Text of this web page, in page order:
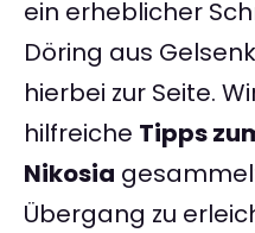
ein erheblicher
Döring aus
hierbei zur Seite.
hilfreiche Tipps
Nikosia
Übergang zu